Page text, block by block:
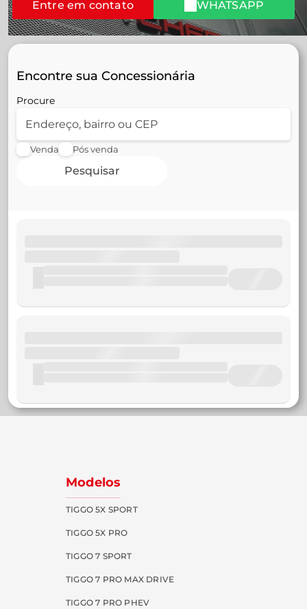
Entre em contato WHATSAPP
Encontre sua Concessionária
Procure
Venda Pós venda
Pesquisar
Modelos
TIGGO 5X SPORT
TIGGO 5X PRO
TIGGO 7 SPORT
TIGGO 7 PRO MAX DRIVE
TIGGO 7 PRO PHEV